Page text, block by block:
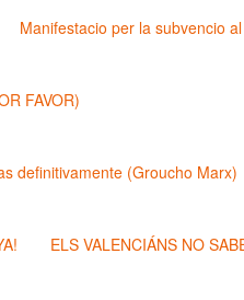
Manifestacio per la subvencio
FAVOR)
definitivamente (Groucho Marx)
ELS VALENCIÁNS NO